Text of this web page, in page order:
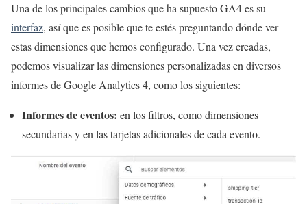
Una de los principales cambios que ha supuesto GA4 es su
interfaz, así que es posible que te estés preguntando dónde ver
estas dimensiones que hemos configurado. Una vez creadas,
podemos visualizar las dimensiones personalizadas en diversos
informes de Google Analytics 4, como los siguientes:
Informes de eventos: en los filtros, como dimensiones
secundarias y en las tarjetas adicionales de cada evento.